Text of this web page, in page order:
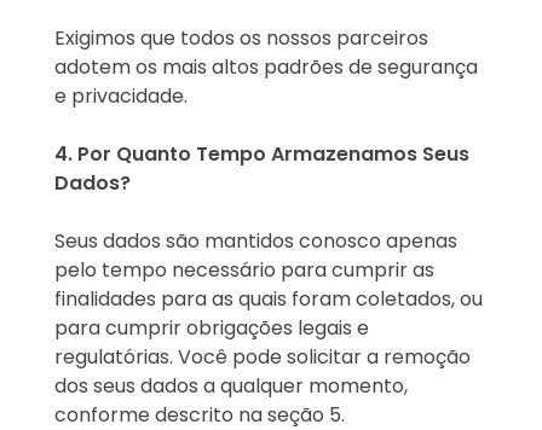
Exigimos que todos os nossos parceiros
adotem os mais altos padrões de segurança
e privacidade.
4. Por Quanto Tempo Armazenamos Seus
Dados?
Seus dados são mantidos conosco apenas
pelo tempo necessário para cumprir as
finalidades para as quais foram coletados, ou
para cumprir obrigações legais e
regulatórias. Você pode solicitar a remoção
dos seus dados a qualquer momento,
conforme descrito na seção 5.